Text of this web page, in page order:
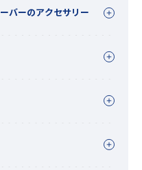
バーのアクセサリー